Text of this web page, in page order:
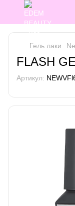
Гель лаки
FLASH
Артикул: